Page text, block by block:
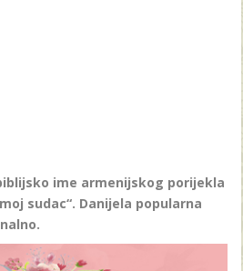
ime armenijskog porijekla
sudac“. Danijela popularna